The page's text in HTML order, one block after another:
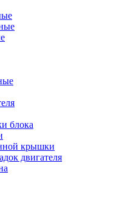
блока
крышки
двигателя